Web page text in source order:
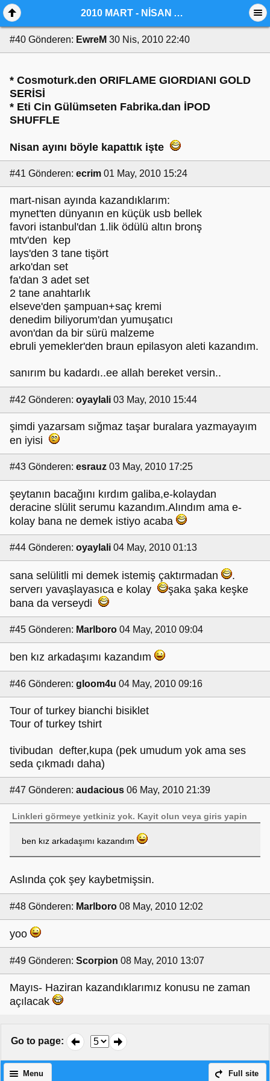
2010 MART - NİSAN AYLARI KAZANDIKLARIMIZ
#40 Gönderen: EwreM 30 Nis, 2010 22:40
* Cosmoturk.den ORIFLAME GIORDIANI GOLD
SERİSİ
* Eti Cin Gülümseten Fabrika.dan İPOD
SHUFFLE
Nisan ayını böyle kapattık işte
#41 Gönderen: ecrim 01 May, 2010 15:24
mart-nisan ayında kazandıklarım:
mynet'ten dünyanın en küçük usb bellek
favori istanbul'dan 1.lik ödülü altın bronş
mtv'den kep
lays'den 3 tane tişört
arko'dan set
fa'dan 3 adet set
2 tane anahtarlık
elseve'den şampuan+saç kremi
denedim biliyorum'dan yumuşatıcı
avon'dan da bir sürü malzeme
ebruli yemekler'den braun epilasyon aleti kazandım.
sanırım bu kadardı..ee allah bereket versin..
#42 Gönderen: oyaylali 03 May, 2010 15:44
şimdi yazarsam sığmaz taşar buralara yazmayayım
en iyisi
#43 Gönderen: esrauz 03 May, 2010 17:25
şeytanın bacağını kırdım galiba,e-kolaydan
deracine slülit serumu kazandım.Alındım ama e-
kolay bana ne demek istiyo acaba
#44 Gönderen: oyaylali 04 May, 2010 01:13
sana selülitli mi demek istemiş çaktırmadan
.
serverı yavaşlayasıca e kolay
şaka şaka keşke
bana da verseydi
#45 Gönderen: Marlboro 04 May, 2010 09:04
ben kız arkadaşımı kazandım
#46 Gönderen: gloom4u 04 May, 2010 09:16
Tour of turkey bianchi bisiklet
Tour of turkey tshirt
tivibudan defter,kupa (pek umudum yok ama ses
seda çıkmadı daha)
#47 Gönderen: audacious 06 May, 2010 21:39
Linkleri görmeye yetkiniz yok. Kayit olun veyagiris yapin
ben kız arkadaşımı kazandım
Aslında çok şey kaybetmişsin.
#48 Gönderen: Marlboro 08 May, 2010 12:02
yoo
#49 Gönderen: Scorpion 08 May, 2010 13:07
Mayıs- Haziran kazandıklarımız konusu ne zaman
açılacak
Go to page:
Full site
Menu